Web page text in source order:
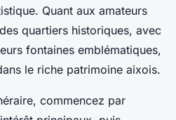
Quant aux amateurs
quartiers historiques, avec
fontaines emblématiques,
le riche patrimoine aixois.
commencez par